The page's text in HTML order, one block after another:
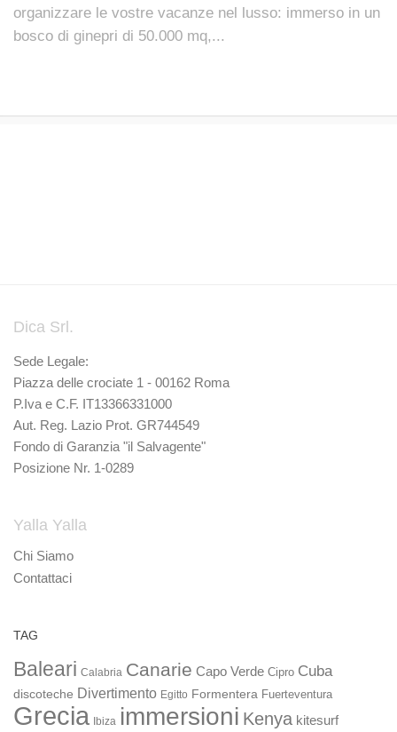
organizzare le vostre vacanze nel lusso: immerso in un
bosco di ginepri di 50.000 mq,...
Dica Srl.
Sede Legale:
Piazza delle crociate 1 - 00162 Roma
P.Iva e C.F. IT13366331000
Aut. Reg. Lazio Prot. GR744549
Fondo di Garanzia "il Salvagente"
Posizione Nr. 1-0289
Yalla Yalla
Chi Siamo
Contattaci
TAG
Baleari Calabria Canarie Capo Verde Cipro Cuba
discoteche Divertimento Egitto Formentera Fuerteventura
Grecia Ibiza immersioni Kenya kitesurf